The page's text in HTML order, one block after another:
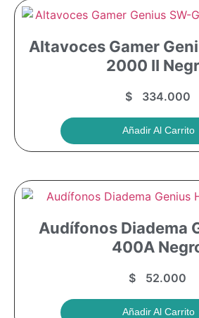
Altavoces Gamer
2000 II
$334.000
Añadir Al Carrito
Audífonos Diadema
400A
$ 52.000
Añadir Al Carrito